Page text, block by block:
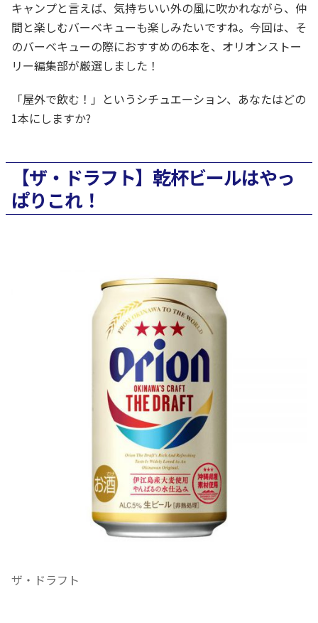
キャンプと言えば、気持ちいい外の風に吹かれながら、仲
間と楽しむバーベキューも楽しみたいですね。今回は、そ
のバーベキューの際におすすめの6本を、オリオンストー
リー編集部が厳選しました！
「屋外で飲む！」というシチュエーション、あなたはどの
1本にしますか?
【ザ・ドラフト】乾杯ビールはやっ
ぱりこれ！
ザ・ドラフト